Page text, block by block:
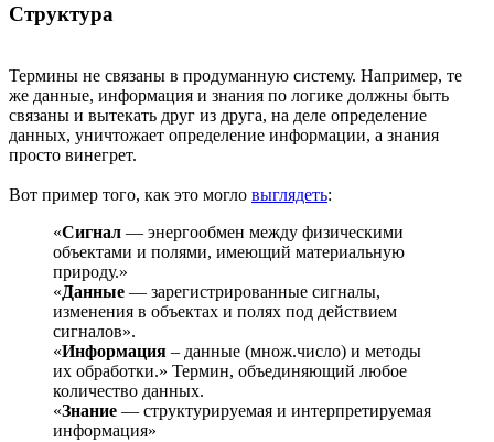
Структура
Термины не связаны в продуманную систему. Например, те
же данные, информация и знания по логике должны быть
связаны и вытекать друг из друга, на деле определение
данных, уничтожает определение информации, а знания
просто винегрет.
Вот пример того, как это могло выглядеть:
«Сигнал — энергообмен между физическими
объектами и полями, имеющий материальную
природу.»
«Данные — зарегистрированные сигналы,
изменения в объектах и полях под действием
сигналов».
«Информация – данные (множ.число) и методы
их обработки.» Термин, объединяющий любое
количество данных.
«Знание — структурируемая и интерпретируемая
информация»